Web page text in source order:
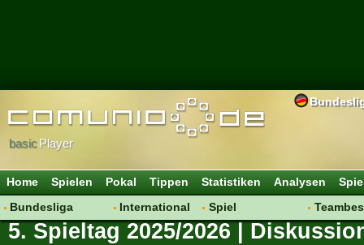
basicPlayer
Home Spielen Pokal Tippen Statistiken Analysen
Bundesliga
Hot News
International
Vereine
Spiel
Regeln & Tipps
5. Spieltag 2025/2026 |